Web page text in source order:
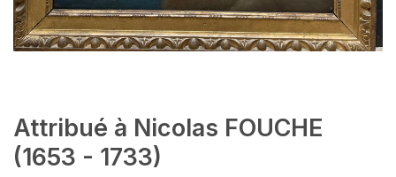
Attribué à Nicolas FOUCHE
(1653 - 1733)